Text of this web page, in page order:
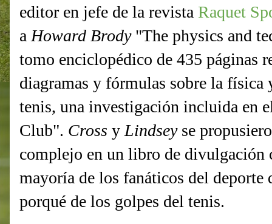
editor en jefe de la revista Raquet
a Howard Brody"The physics and
tomo enciclopédico de 435 páginas
diagramas y fórmulas sobre la física
tenis, una investigación incluida en
Club". Cross y Lindseyse
complejo en un libro de divulgación
mayoría de los fanáticos del deporte
porqué de los golpes del tenis.